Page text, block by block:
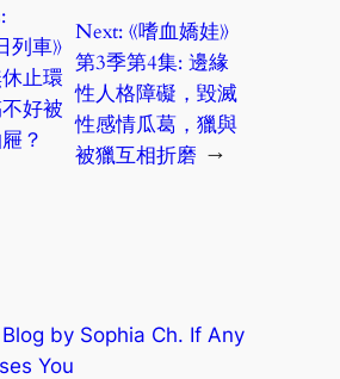
列車》
止環
好被
？
Next:《嗜血嬌娃》
第3季第4集: 邊緣
性人格障礙，毀滅
性感情瓜葛，獵與
被獵互相折磨 →
by Sophia Ch. If Any
You